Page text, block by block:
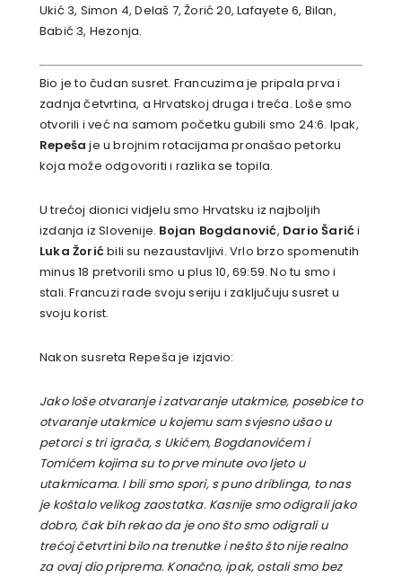
Ukić 3, Simon 4, Delaš 7, Žorić 20, Lafayete 6, Bilan,
Babić 3, Hezonja.
Bio je to čudan susret. Francuzima je pripala prva i
zadnja četvrtina, a Hrvatskoj druga i treća. Loše smo
otvorili i već na samom početku gubili smo 24:6. Ipak,
Repeša je u brojnim rotacijama pronašao petorku
koja može odgovoriti i razlika se topila.
U trećoj dionici vidjelu smo Hrvatsku iz najboljih
izdanja iz Slovenije. Bojan Bogdanović, Dario Šarići
Luka Žorićbili su nezaustavljivi. Vrlo brzo spomenutih
minus 18 pretvorili smo u plus 10, 69:59. No tu smo i
stali. Francuzi rade svoju seriju i zaključuju susret u
svoju korist.
Nakon susreta Repeša je izjavio:
Jako loše otvaranje i zatvaranje utakmice, posebice to
otvaranje utakmice u kojemu sam svjesno ušao u
petorci s tri igrača, s Ukićem, Bogdanovićem i
Tomićem kojima su to prve minute ovo ljeto u
utakmicama. I bili smo spori, s puno driblinga, to nas
je koštalo velikog zaostatka. Kasnije smo odigrali jako
dobro, čak bih rekao da je ono što smo odigrali u
trećoj četvrtini bilo na trenutke i nešto što nije realno
za ovaj dio priprema. Konačno, ipak, ostali smo bez